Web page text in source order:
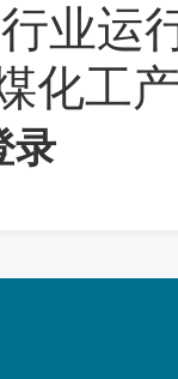
业运
工
录